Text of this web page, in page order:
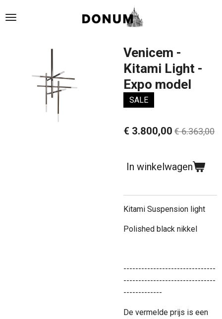
direct
Venicem -
Kitami Light -
Expo model
SALE
€ 3.800,00 € 6.363,00
In winkelwagen
Kitami Suspension light
Polished black nikkel
-------------------------------
-------------------------------
-------------
De vermelde prijs is een